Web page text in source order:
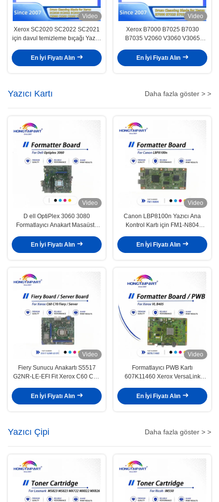
Video
Xerox SC2020 SC2022 SC2021
için davul temizleme bıçağı Yazıcı
C3060 C7030 C7020 C7025 Ofis
En İyi Fiyatı Alın
Video
Xerox B7000 B7025 B7030
B7035 V2060 V3060 V3065
Yazıcı Ofis Malzemeleri için Davul
En İyi Fiyatı Alın
Yazıcı Kartı Daha fazla göster > >
Video
D ell OptiPlex 3060 3080
Formatlayıcı Anakart Masaüstü
En İyi Fiyatı Alın
Video
Canon LBP8100n Yazıcı Ana
Kontrol Kartı için FM1-N804
En İyi Fiyatı Alın
Video
Fiery Sunucu Anakartı S5517
G2NR-LE-EFI Fit Xerox C60 C70
En İyi Fiyatı Alın
Video
Formatlayıcı PWB Kartı
607K11460 Xerox VersaLink
En İyi Fiyatı Alın
Yazıcı Çipi Daha fazla göster > >